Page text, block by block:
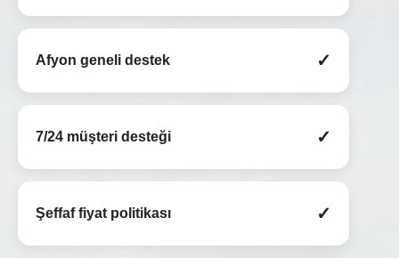
Afyon geneli destek ✓
7/24 müşteri desteği ✓
Şeffaf fiyat politikası ✓